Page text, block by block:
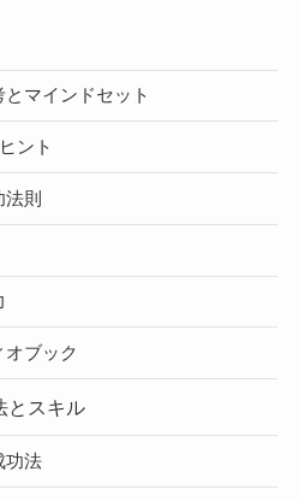
マインドセット
ント
則
オブック
とスキル
功法